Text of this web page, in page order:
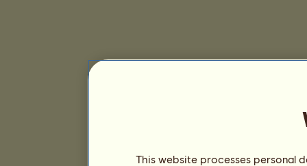
This website processes personal